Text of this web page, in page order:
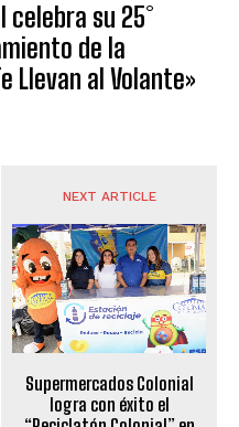
celebra su 25°
de la
Llevan al Volante»
NEXT ARTICLE
Supermercados Colonial
logra con éxito el